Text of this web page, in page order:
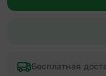
Бесплатная